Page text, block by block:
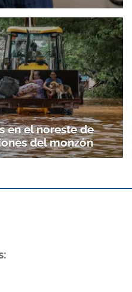
en el noreste de
del monzón